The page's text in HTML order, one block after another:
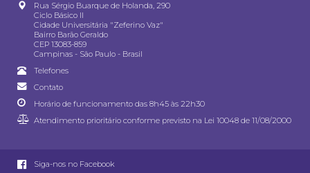
Rua Sérgio Buarque de Holanda, 290
Ciclo Básico II
Cidade Universitária "Zeferino Vaz"
Bairro Barão Geraldo
CEP 13083-859
Campinas - São Paulo - Brasil
Telefones
Contato
Horário de funcionamento das 8h45 às 22h30
Atendimento prioritário conforme previsto na Lei 10048 de 11/08/2000
Siga-nos no Facebook